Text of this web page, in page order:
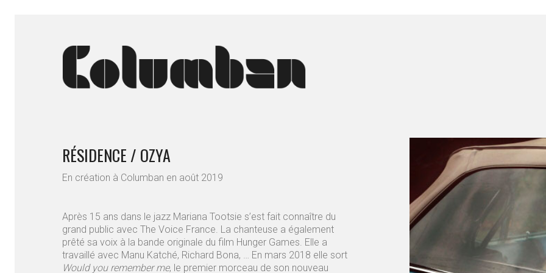
RÉSIDENCE / OZYA
En création à Columban en août 2019
Après 15 ans dans le jazz Mariana Tootsie s’est fait connaître du
grand public avec The Voice France. La chanteuse a également
prêté sa voix à la bande originale du film Hunger Games. Elle a
travaillé avec Manu Katché, Richard Bona, … En mars 2018 elle sort
Would you remember me, le premier morceau de son nouveau